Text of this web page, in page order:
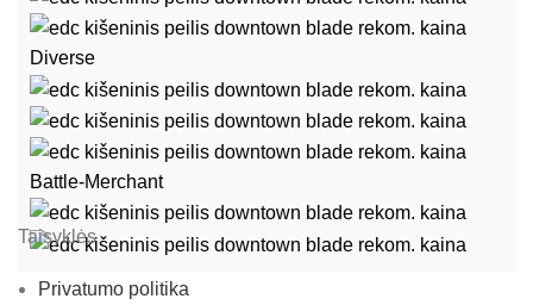
Diverse
Battle-Merchant
Taisyklės
Privatumo politika